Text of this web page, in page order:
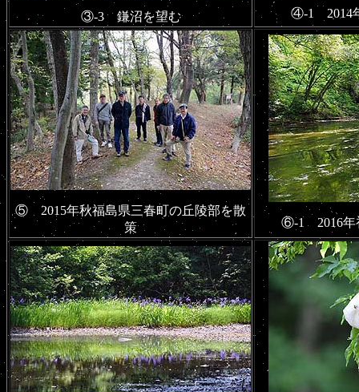
③-3 鎌沼を望む ④-1 2014
⑤ 2015年秋福島県三春町の丘陵部を散
策
⑥-1 2016年